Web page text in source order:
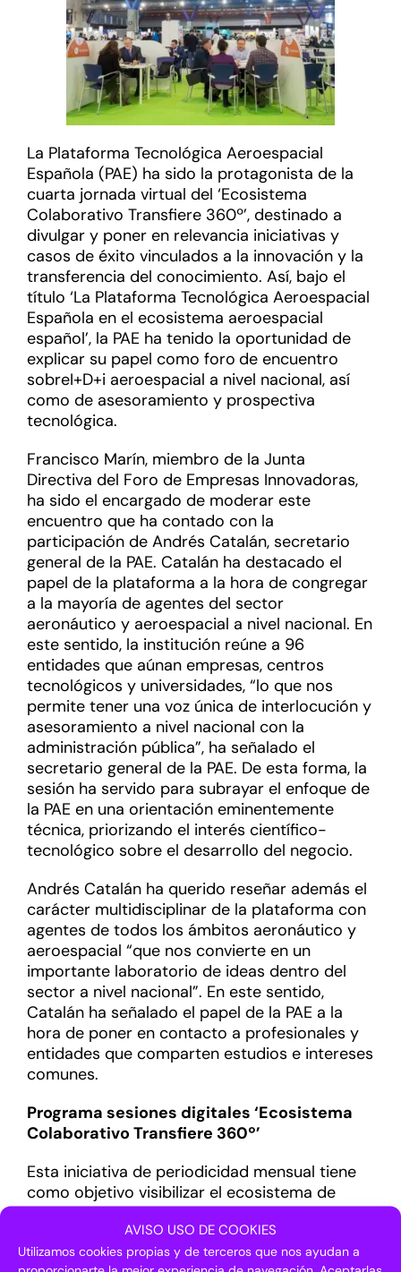
AVISO USO DE COOKIES
Utilizamos cookies propias y de terceros que nos ayudan a
La Plataforma Tecnológica Aeroespacial
Española (PAE) ha sido la protagonista de la
cuarta jornada virtual del ‘Ecosistema
Colaborativo Transfiere 360º’, destinado a
divulgar y poner en relevancia iniciativas y
casos de éxito vinculados a la innovación y la
transferencia del conocimiento. Así, bajo el
título ‘La Plataforma Tecnológica Aeroespacial
Española en el ecosistema aeroespacial
español’, la PAE ha tenido la oportunidad de
explicar su papel como foro de encuentro
sobreI+D+i aeroespacial a nivel nacional, así
como de asesoramiento y prospectiva
tecnológica.
Francisco Marín, miembro de la Junta
Directiva del Foro de Empresas Innovadoras,
ha sido el encargado de moderar este
encuentro que ha contado con la
participación de Andrés Catalán, secretario
general de la PAE. Catalán ha destacado el
papel de la plataforma a la hora de congregar
a la mayoría de agentes del sector
aeronáutico y aeroespacial a nivel nacional. En
este sentido, la institución reúne a 96
entidades que aúnan empresas, centros
tecnológicos y universidades, “lo que nos
permite tener una voz única de interlocución y
asesoramiento a nivel nacional con la
administración pública”, ha señalado el
secretario general de la PAE. De esta forma, la
sesión ha servido para subrayar el enfoque de
la PAE en una orientación eminentemente
técnica, priorizando el interés científico-
tecnológico sobre el desarrollo del negocio.
Andrés Catalán ha querido reseñar además el
carácter multidisciplinar de la plataforma con
agentes de todos los ámbitos aeronáutico y
aeroespacial “que nos convierte en un
importante laboratorio de ideas dentro del
sector a nivel nacional”. En este sentido,
Catalán ha señalado el papel de la PAE a la
hora de poner en contacto a profesionales y
entidades que comparten estudios e intereses
comunes.
Programa sesiones digitales ‘Ecosistema
Colaborativo Transfiere 360º’
Esta iniciativa de periodicidad mensual tiene
como objetivo visibilizar el ecosistema de
innovación nacional a través de trabajos,
casos de éxito y proyectos que son ejemplo
de transferencia del conocimiento,